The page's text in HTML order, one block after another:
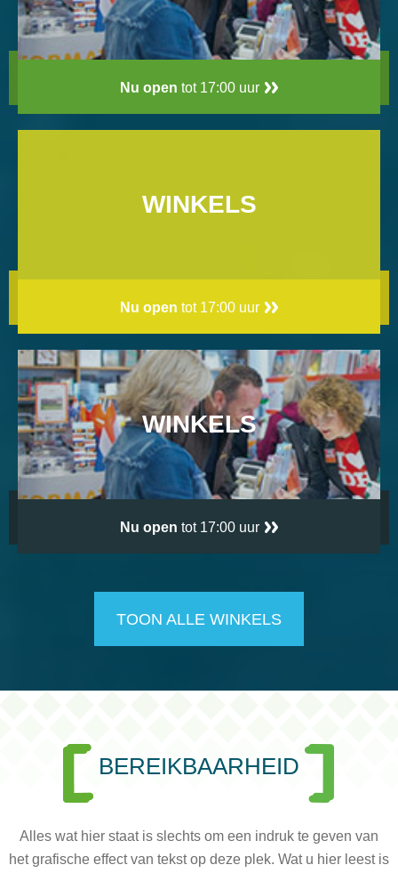
Nu open tot 17:00 uur
WINKELS
Nu open tot 17:00 uur
WINKELS
Nu open tot 17:00 uur
TOON ALLE WINKELS
BEREIKBAARHEID
Alles wat hier staat is slechts om een indruk te geven van
het grafische effect van tekst op deze plek. Wat u hier leest is